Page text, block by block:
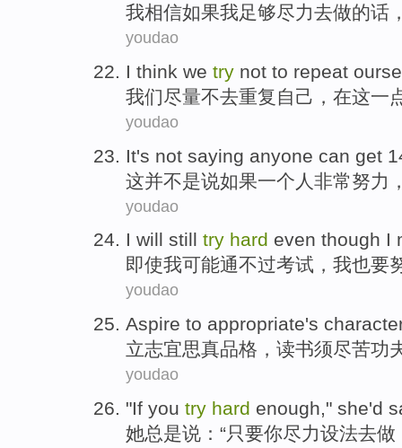
我相信如果我足够尽力去做的话
youdao
I think we try not to repeat
我们尽量不去重复 自己 ，在这一
youdao
It's not saying anyone can get
这并不是说如果一个 人 非常努力
youdao
I will still try hard even though I
即使我可能通不过考试 ，我也要
youdao
Aspire to appropriate's
立志宜思真品格 ， 读书须尽苦功
youdao
"If you try hard enough," she'd
她总是说 ：“只要你尽力设法去做